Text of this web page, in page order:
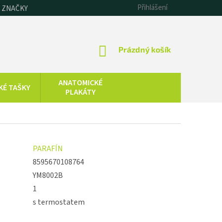
Přihlášení
NÁKUPNÍ
Prázdný košík
TAŠKY
ANATOMICKÉ
PLAKÁTY
TERAPIE
STŘÍBRO,
ZLATO, ZINEK
PARAFÍN
8595670108764
YM8002B
1
s termostatem